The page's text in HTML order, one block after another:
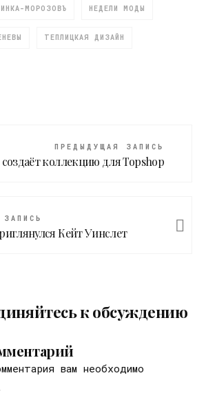
МОРОЗОВЪ НЕДЕЛИ МОДЫ
ТЕПЛИЦКАЯ ДИЗАЙН
ПРЕДЫДУЩАЯ ЗАПИСЬ
коллекцию для Topshop
Кейт Уинслет
к обсуждению
вам необходимо